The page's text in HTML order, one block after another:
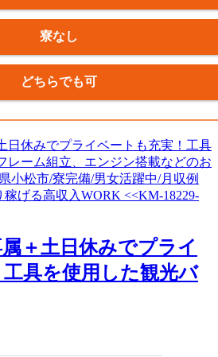
寮なし
どちらでも可
属＋土日休みでプライ
具を使用した観光バ